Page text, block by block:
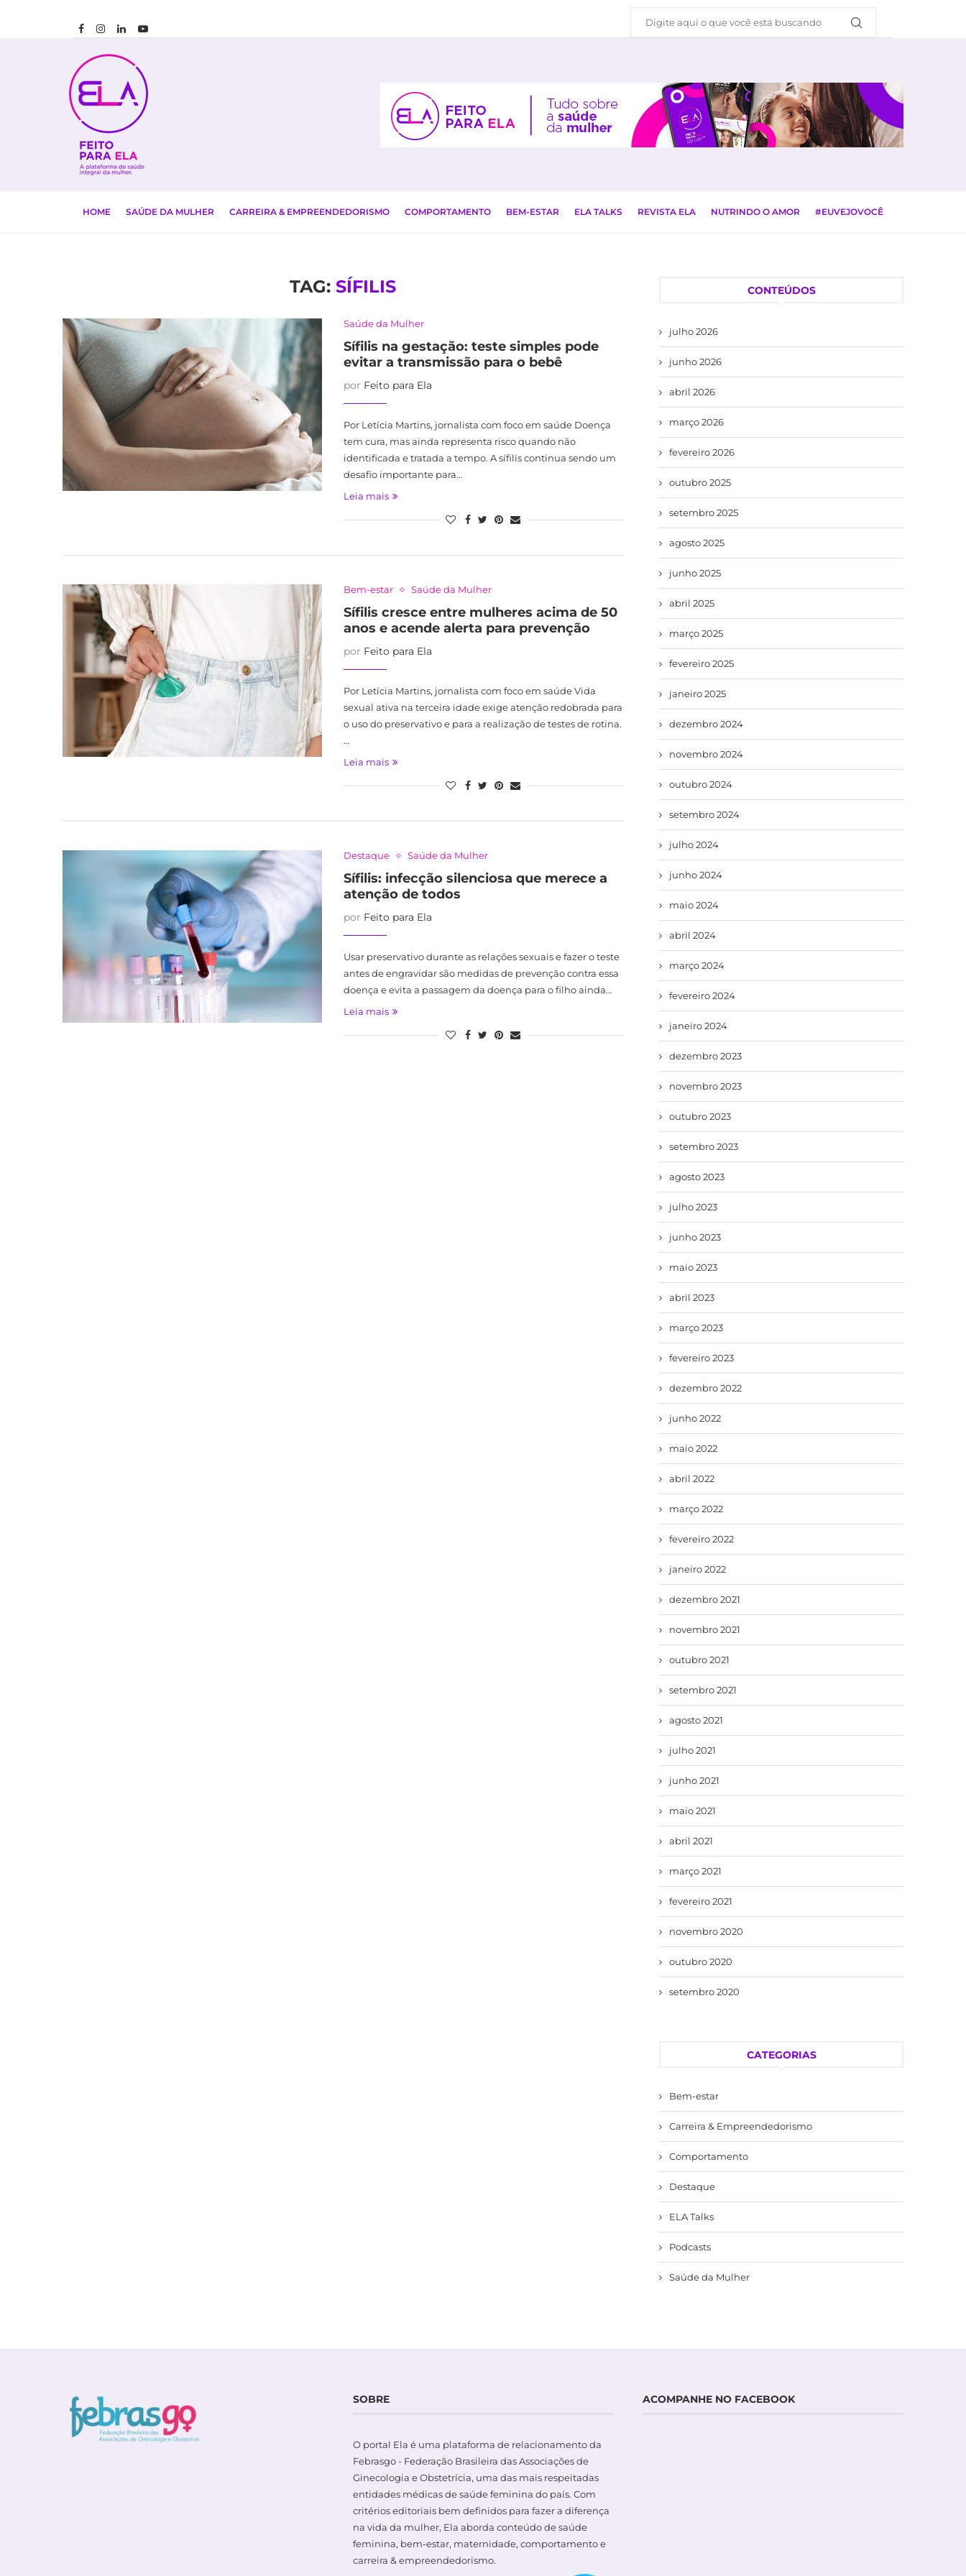
HOME SAÚDE DA MULHER CARREIRA & EMPREENDEDORISMO COMPORTAMENTO BEM-ESTAR ELA TALKS REVISTA ELA NUTRINDO O AMOR #EUVEJOVOCÊ
TAG: SÍFILIS
Saúde da Mulher
Sífilis na gestação: teste simples pode
evitar a transmissão para o bebê
por Feito para Ela
Por Letícia Martins, jornalista com foco em saúde Doença
tem cura, mas ainda representa risco quando não
identificada e tratada a tempo. A sífilis continua sendo um
desafio importante para…
Leia mais
Bem-estar Saúde da Mulher
Sífilis cresce entre mulheres acima de 50
anos e acende alerta para prevenção
por Feito para Ela
Por Letícia Martins, jornalista com foco em saúde Vida
sexual ativa na terceira idade exige atenção redobrada para
o uso do preservativo e para a realização de testes de rotina.
…
Leia mais
Destaque Saúde da Mulher
Sífilis: infecção silenciosa que merece a
atenção de todos
por Feito para Ela
Usar preservativo durante as relações sexuais e fazer o teste
antes de engravidar são medidas de prevenção contra essa
doença e evita a passagem da doença para o filho ainda…
Leia mais
CONTEÚDOS
julho 2026
junho 2026
abril 2026
março 2026
fevereiro 2026
outubro 2025
setembro 2025
agosto 2025
junho 2025
abril 2025
março 2025
fevereiro 2025
janeiro 2025
dezembro 2024
novembro 2024
outubro 2024
setembro 2024
julho 2024
junho 2024
maio 2024
abril 2024
março 2024
fevereiro 2024
janeiro 2024
dezembro 2023
novembro 2023
outubro 2023
setembro 2023
agosto 2023
julho 2023
junho 2023
maio 2023
abril 2023
março 2023
fevereiro 2023
dezembro 2022
junho 2022
maio 2022
abril 2022
março 2022
fevereiro 2022
janeiro 2022
dezembro 2021
novembro 2021
outubro 2021
setembro 2021
agosto 2021
julho 2021
junho 2021
maio 2021
abril 2021
março 2021
fevereiro 2021
novembro 2020
outubro 2020
setembro 2020
CATEGORIAS
Bem-estar
Carreira & Empreendedorismo
Comportamento
Destaque
ELA Talks
Podcasts
Saúde da Mulher
SOBRE
O portal Ela é uma plataforma de relacionamento da
Febrasgo - Federação Brasileira das Associações de
Ginecologia e Obstetrícia, uma das mais respeitadas
entidades médicas de saúde feminina do país. Com
critérios editoriais bem definidos para fazer a diferença
na vida da mulher, Ela aborda conteúdo de saúde
feminina, bem-estar, maternidade, comportamento e
carreira & empreendedorismo.
ACOMPANHE NO FACEBOOK